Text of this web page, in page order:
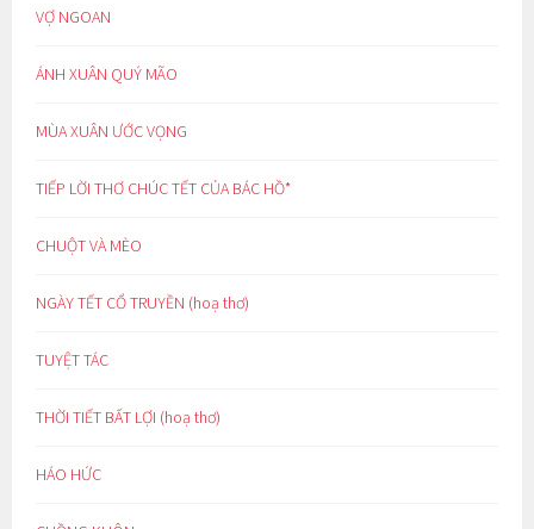
VỢ NGOAN
ÁNH XUÂN QUÝ MÃO
MÙA XUÂN ƯỚC VỌNG
TIẾP LỜI THƠ CHÚC TẾT CỦA BÁC HỒ*
CHUỘT VÀ MÈO
NGÀY TẾT CỔ TRUYỀN (hoạ thơ)
TUYỆT TÁC
THỜI TIẾT BẤT LỢI (hoạ thơ)
HÁO HỨC